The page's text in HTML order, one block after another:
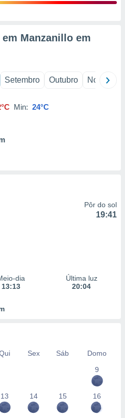
Manzanillo em
Setembro Outubro Novembro
Min: 24°C
Pôr do sol
19:41
dia
13:13
Última luz
20:04
Sex Sáb
Domo
9
13 14 15 16